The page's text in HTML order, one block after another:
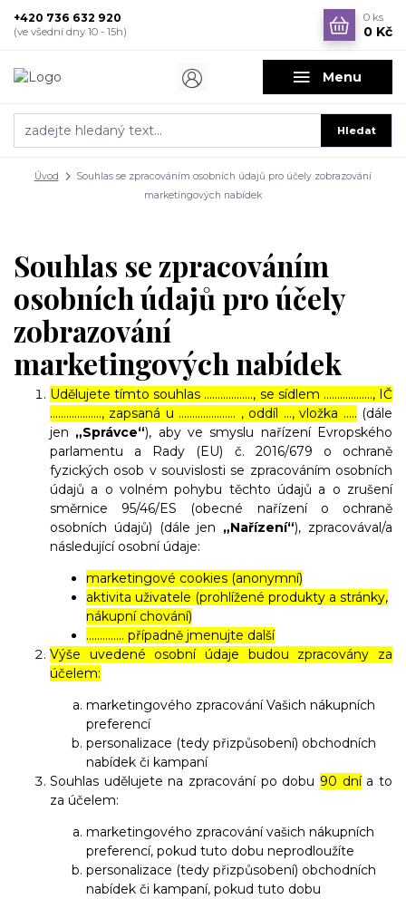
Menu
Hledat
+420 736 632 920
(ve všední dny 10 - 15h)
0 ks
0 Kč
Úvod
Souhlas se zpracováním osobních údajů pro účely zobrazování
marketingových nabídek
Souhlas se zpracováním
osobních údajů pro účely
zobrazování
marketingových nabídek
Udělujete tímto souhlas ……………..., se sídlem ………………, IČ
………………., zapsaná u ………………… , oddíl …, vložka ….. (dále
jen „Správce“), aby ve smyslu nařízení Evropského
parlamentu a Rady (EU) č. 2016/679 o ochraně
fyzických osob v souvislosti se zpracováním osobních
údajů a o volném pohybu těchto údajů a o zrušení
směrnice 95/46/ES (obecné nařízení o ochraně
osobních údajů) (dále jen „Nařízení“), zpracovával/a
následující osobní údaje:
marketingové cookies (anonymní)
aktivita uživatele (prohlížené produkty a stránky,
nákupní chování)
………….. případně jmenujte další
Výše uvedené osobní údaje budou zpracovány za
účelem:
marketingového zpracování Vašich nákupních
preferencí
personalizace (tedy přizpůsobení) obchodních
nabídek či kampaní
Souhlas udělujete na zpracování po dobu 90 dnía to
za účelem:
marketingového zpracování vašich nákupních
preferencí, pokud tuto dobu neprodloužíte
personalizace (tedy přizpůsobení) obchodních
nabídek či kampaní, pokud tuto dobu